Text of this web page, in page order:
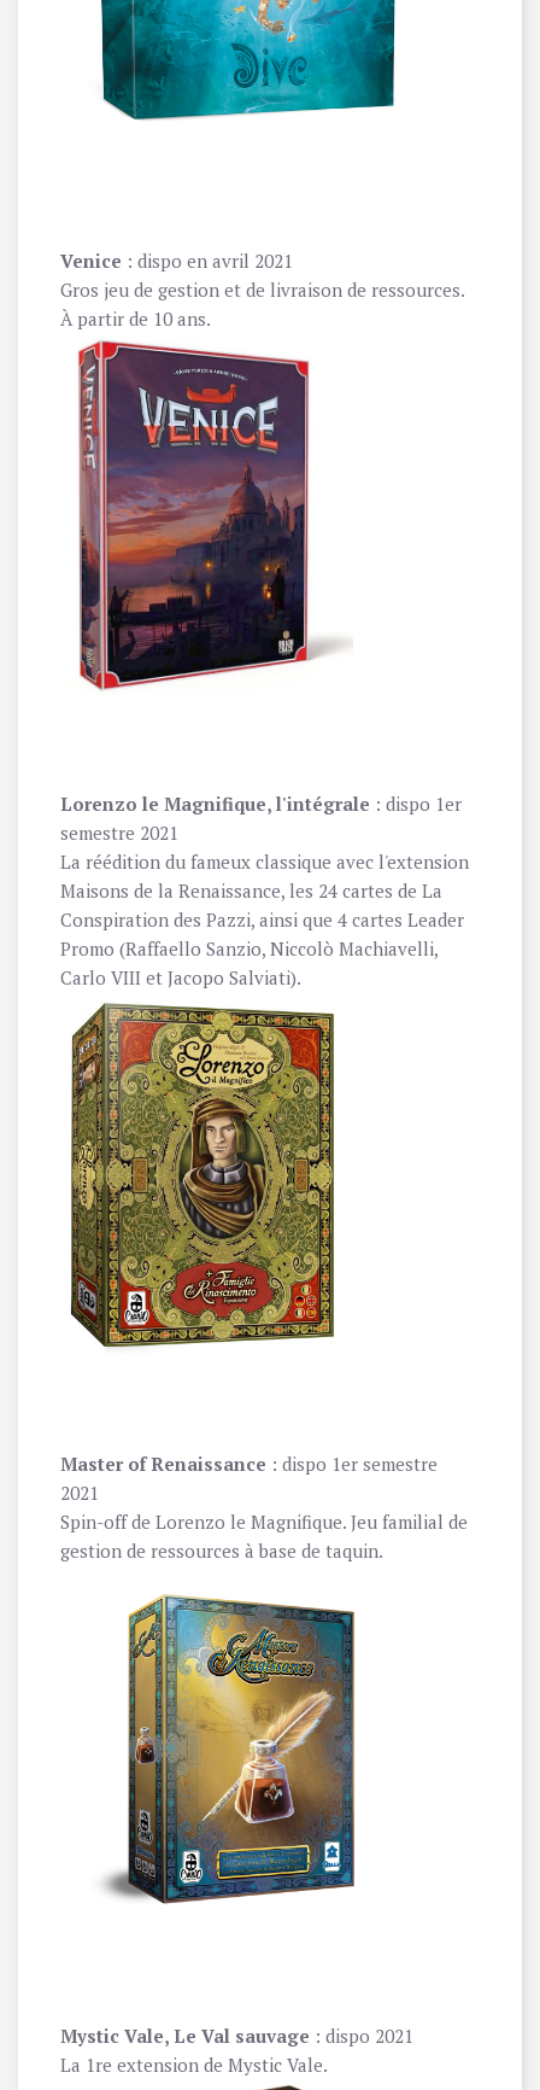
Venice : dispo en avril 2021
Gros jeu de gestion et de livraison de ressources.
À partir de 10 ans.
Lorenzo le Magnifique, l'intégrale : dispo 1er
semestre 2021
La réédition du fameux classique avec l'extension
Maisons de la Renaissance, les 24 cartes de La
Conspiration des Pazzi, ainsi que 4 cartes Leader
Promo (Raffaello Sanzio, Niccolò Machiavelli,
Carlo VIII et Jacopo Salviati).
Master of Renaissance : dispo 1er semestre
2021
Spin-off de Lorenzo le Magnifique. Jeu familial de
gestion de ressources à base de taquin.
Mystic Vale, Le Val sauvage : dispo 2021
La 1re extension de Mystic Vale.